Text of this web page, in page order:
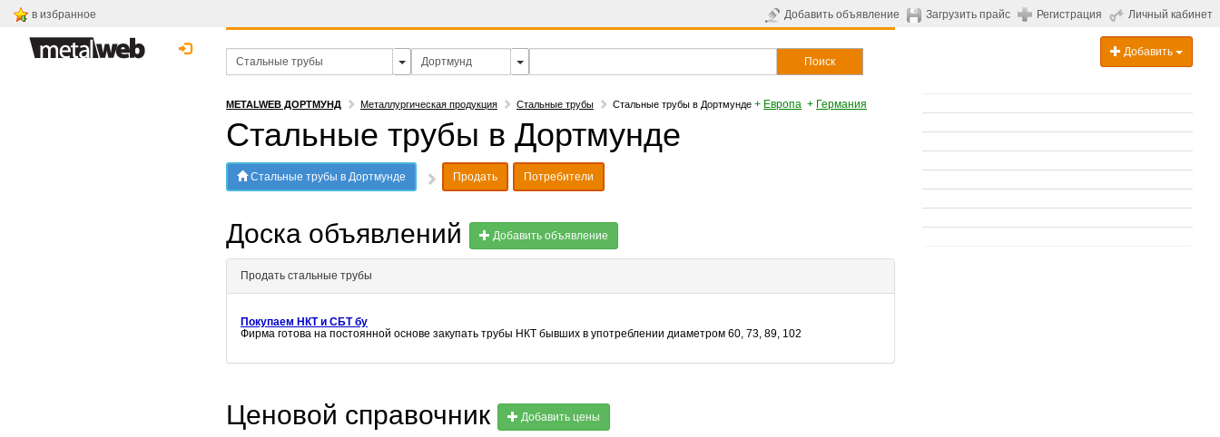
в избранное Добавить объявление Загрузить прайс Регистрация Личный кабинет
Поиск
Добавить
METALWEB ДОРТМУНД Металлургическая продукция Стальные трубы Стальные трубы в Дортмунде + Европа + Германия
Стальные трубы в Дортмунде
Стальные трубы в Дортмунде Продать Потребители
Доска объявлений Добавить объявление
Продать стальные трубы
Покупаем НКТ и СБТ бу
Фирма готова на постоянной основе закупать трубы НКТ бывших в употреблении диаметром 60, 73, 89, 102
Ценовой справочник Добавить цены